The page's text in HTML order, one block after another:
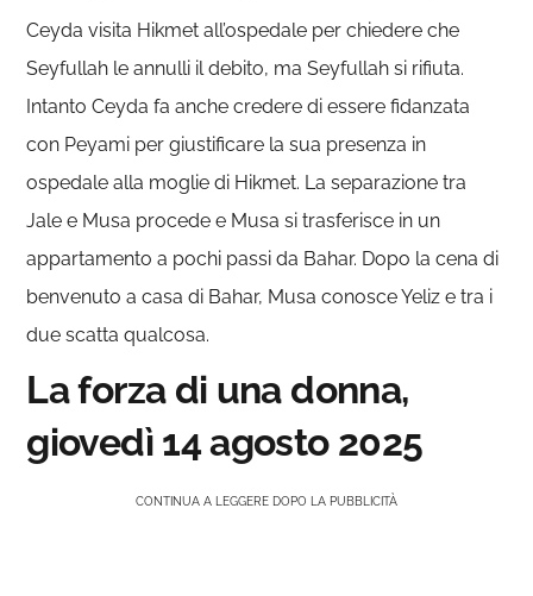
Ceyda visita Hikmet all’ospedale per chiedere che
Seyfullah le annulli il debito, ma Seyfullah si rifiuta.
Intanto Ceyda fa anche credere di essere fidanzata
con Peyami per giustificare la sua presenza in
ospedale alla moglie di Hikmet. La separazione tra
Jale e Musa procede e Musa si trasferisce in un
appartamento a pochi passi da Bahar. Dopo la cena di
benvenuto a casa di Bahar, Musa conosce Yeliz e tra i
due scatta qualcosa.
La forza di una donna,
giovedì 14 agosto 2025
CONTINUA A LEGGERE DOPO LA PUBBLICITÀ